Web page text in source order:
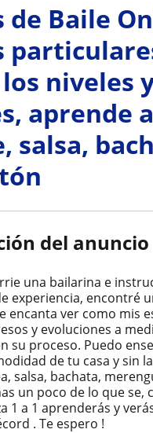
de Baile
niveles
aprende
salsa,
del anuncio
una bailarina e
experiencia, encontré
encanta ver como mis
y evoluciones a
su proceso. Puedo
de tu casa y sin
salsa, bachata,
un poco de lo que se,
1 a 1 aprenderás y
. Te espero !